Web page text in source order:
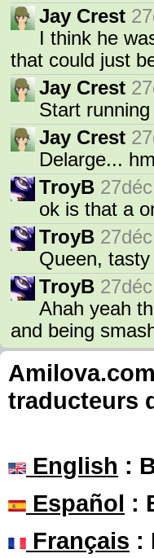
Jay Crest
I think he
that could just
Jay Crest
Start
Jay Crest
Delarge...
TroyB
ok is that a
TroyB
Queen,
TroyB
Ahah yeah
and being
traducteurs
English :
Español :
Français :